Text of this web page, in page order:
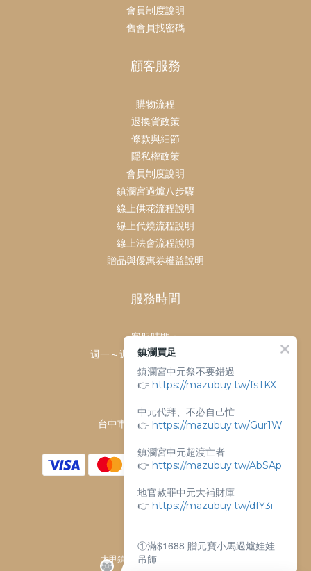
會員制度說明
舊會員找密碼
顧客服務
購物流程
退換貨政策
條款與細節
隱私權政策
會員制度說明
鎮瀾宮過爐八步驟
線上供花流程說明
線上代燒流程說明
線上法會流程說明
贈品與優惠券權益說明
服務時間
客服時間：
週一～週日 上午9點～下午6點
客服電話：
04-26763688
門市地址：
台中市大甲區順天路238號
大甲鎮瀾宮唯一指定 官方商城
鎮瀾買足
鎮瀾宮中元祭不要錯過
👉 https://mazubuy.tw/fsTKX
中元代拜、不必自己忙
👉 https://mazubuy.tw/Gur1W
鎮瀾宮中元超渡亡者
👉 https://mazubuy.tw/AbSAp
地官赦罪中元大補財庫
👉 https://mazubuy.tw/dfY3i
①滿$1688 贈元寶小馬過爐娃娃
吊飾